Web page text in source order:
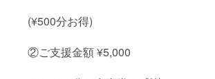
(¥500分お得)
②ご支援金額 ¥5,000